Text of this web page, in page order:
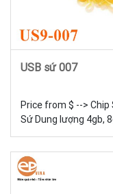
USB sứ 007
Price from $ -->
Sứ Dung lượng 4gb,
Trọng lượng 18g